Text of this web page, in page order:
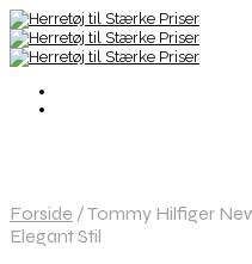
Forside /Tommy Hilfiger
Elegant Stil